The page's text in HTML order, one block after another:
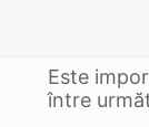
Este
între